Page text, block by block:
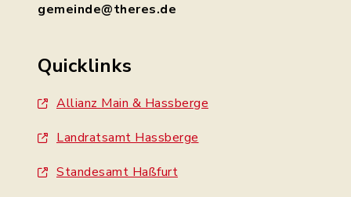
gemeinde@theres.de
Quicklinks
Allianz Main & Hassberge
Landratsamt Hassberge
Standesamt Haßfurt